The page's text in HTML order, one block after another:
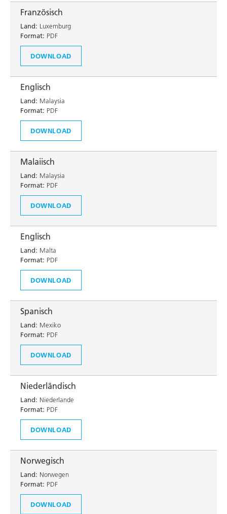
Französisch
Land: Luxemburg
Format: PDF
DOWNLOAD
Englisch
Land: Malaysia
Format: PDF
DOWNLOAD
Malaiisch
Land: Malaysia
Format: PDF
DOWNLOAD
Englisch
Land: Malta
Format: PDF
DOWNLOAD
Spanisch
Land: Mexiko
Format: PDF
DOWNLOAD
Niederländisch
Land: Niederlande
Format: PDF
DOWNLOAD
Norwegisch
Land: Norwegen
Format: PDF
DOWNLOAD